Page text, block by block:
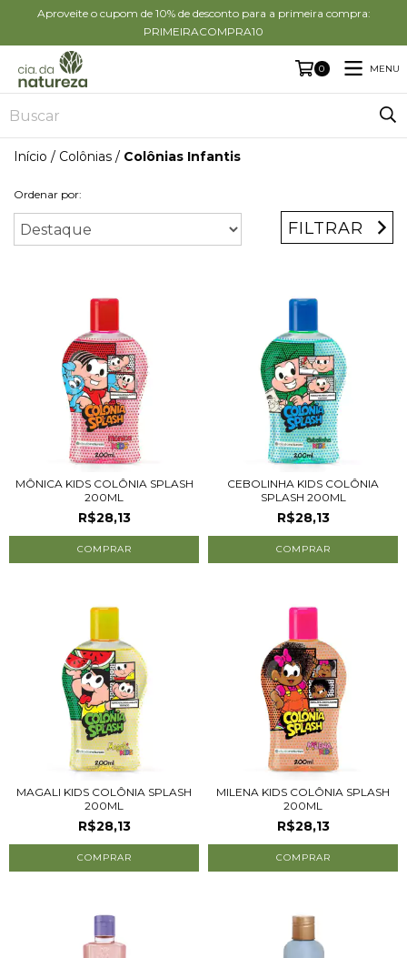
Aproveite o cupom de 10% de desconto para a primeira compra:
PRIMEIRACOMPRA10
0 MENU
Início / Colônias / Colônias Infantis
Ordenar por:
FILTRAR
MÔNICA KIDS COLÔNIA SPLASH
200ML
R$28,13
CEBOLINHA KIDS COLÔNIA
SPLASH 200ML
R$28,13
MAGALI KIDS COLÔNIA SPLASH
200ML
R$28,13
MILENA KIDS COLÔNIA SPLASH
200ML
R$28,13